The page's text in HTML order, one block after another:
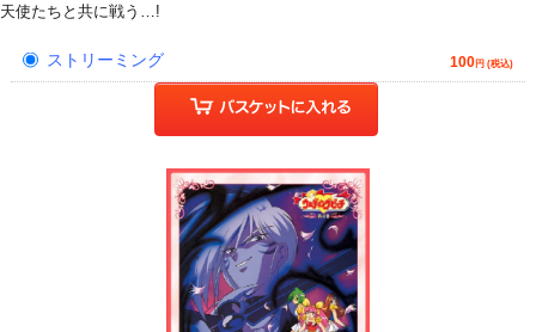
天使たちと共に戦う…!
ストリーミング 100円 (税込)